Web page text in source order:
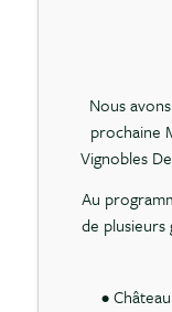
Nous
prochaine
Vignobles
Au
de plusieurs
•